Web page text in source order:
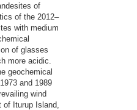
of
of the 2012–
with medium
of glasses
more acidic.
geochemical
and 1989
wind
Iturup Island,